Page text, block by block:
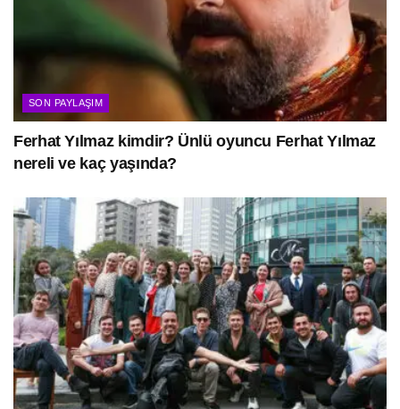
SON PAYLAŞIM
Ferhat Yılmaz kimdir? Ünlü oyuncu Ferhat Yılmaz
nereli ve kaç yaşında?